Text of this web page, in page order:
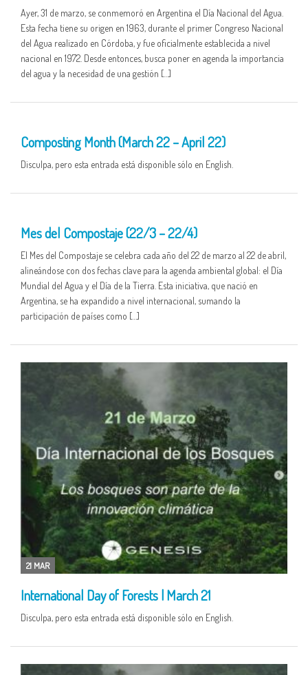
Ayer, 31 de marzo, se conmemoró en Argentina el Día Nacional del Agua.
Esta fecha tiene su origen en 1963, durante el primer Congreso Nacional
del Agua realizado en Córdoba, y fue oficialmente establecida a nivel
nacional en 1972. Desde entonces, busca poner en agenda la importancia
del agua y la necesidad de una gestión […]
Composting Month (March 22 – April 22)
Disculpa, pero esta entrada está disponible sólo en English.
Mes del Compostaje (22/3 – 22/4)
El Mes del Compostaje se celebra cada año del 22 de marzo al 22 de abril,
alineándose con dos fechas clave para la agenda ambiental global: el Día
Mundial del Agua y el Día de la Tierra. Esta iniciativa, que nació en
Argentina, se ha expandido a nivel internacional, sumando la
participación de países como […]
21 MAR
International Day of Forests | March 21
Disculpa, pero esta entrada está disponible sólo en English.